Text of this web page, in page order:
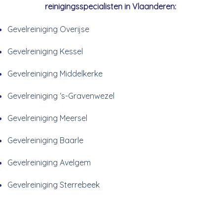
reinigingsspecialisten in Vlaanderen:
Gevelreiniging Overijse
Gevelreiniging Kessel
Gevelreiniging Middelkerke
Gevelreiniging ‘s-Gravenwezel
Gevelreiniging Meersel
Gevelreiniging Baarle
Gevelreiniging Avelgem
Gevelreiniging Sterrebeek